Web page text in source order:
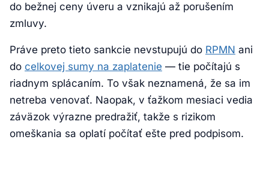
do bežnej ceny úveru a vznikajú až porušením
zmluvy.
Práve preto tieto sankcie nevstupujú do RPMN ani
do celkovej sumy na zaplatenie — tie počítajú s
riadnym splácaním. To však neznamená, že sa im
netreba venovať. Naopak, v ťažkom mesiaci vedia
záväzok výrazne predražiť, takže s rizikom
omeškania sa oplatí počítať ešte pred podpisom.